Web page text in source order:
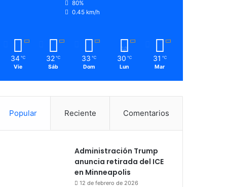
80%
0.45 km/h
34 ℃
Vie
32 ℃
Sáb
33 ℃
Dom
30 ℃
Lun
31 ℃
Mar
Popular Reciente Comentarios
Administración Trump
anuncia retirada del ICE
en Minneapolis
12 de febrero de 2026